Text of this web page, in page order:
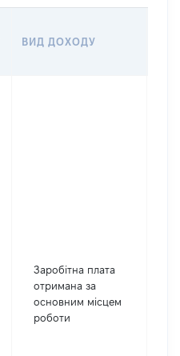
ВИД ДОХОДУ
Заробітна плата
отримана за
основним місцем
роботи